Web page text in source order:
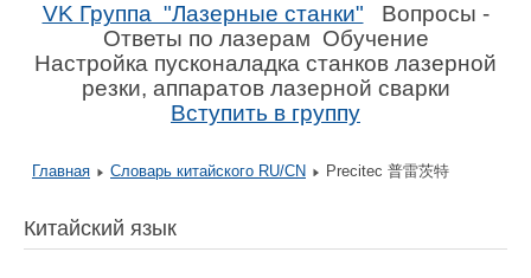
VK Группа "Лазерные станки" Вопросы -
Ответы по лазерам Обучение
Настройка пусконаладка станков лазерной
резки, аппаратов лазерной сварки
Вступить в группу
Главная Словарь китайского RU/CN Precitec 普雷茨特
Китайский язык